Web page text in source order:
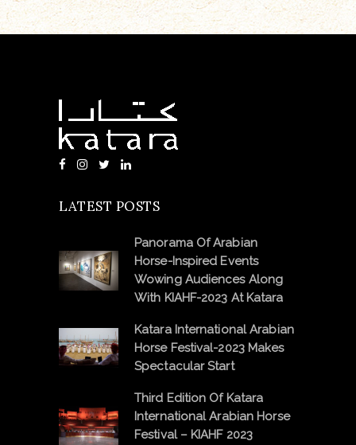
LATEST POSTS
Panorama Of Arabian
Horse-Inspired Events
Wowing Audiences Along
With KIAHF-2023 At Katara
Katara International Arabian
Horse Festival-2023 Makes
Spectacular Start
Third Edition Of Katara
International Arabian Horse
Festival – KIAHF 2023